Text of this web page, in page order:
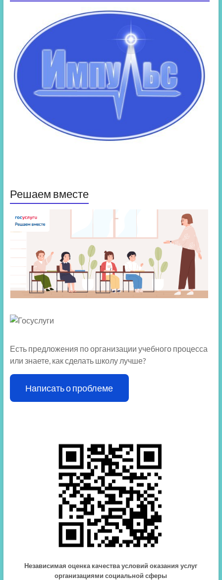
Решаем вместе
Есть предложения по организации учебного процесса
или знаете, как сделать школу лучше?
Написать о проблеме
Независимая оценка качества условий оказания услуг
организациями социальной сферы